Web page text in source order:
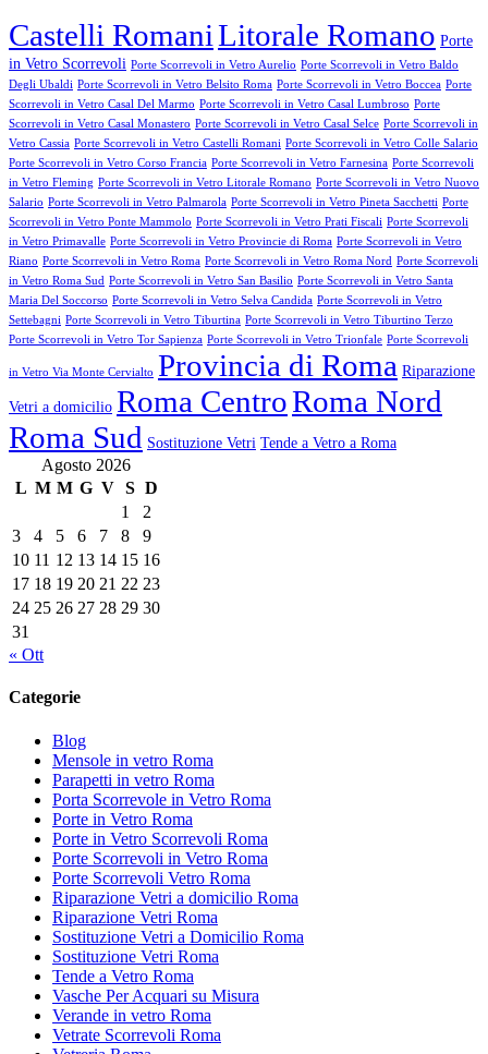
Castelli RomaniLitorale Romano Porte
in Vetro Scorrevoli Porte Scorrevoli in Vetro Aurelio Porte Scorrevoli in Vetro Baldo
Degli Ubaldi Porte Scorrevoli in Vetro Belsito Roma Porte Scorrevoli in Vetro Boccea Porte
Scorrevoli in Vetro Casal Del Marmo Porte Scorrevoli in Vetro Casal Lumbroso Porte
Scorrevoli in Vetro Casal Monastero Porte Scorrevoli in Vetro Casal Selce Porte Scorrevoli in
Vetro Cassia Porte Scorrevoli in Vetro Castelli Romani Porte Scorrevoli in Vetro Colle Salario
Porte Scorrevoli in Vetro Corso Francia Porte Scorrevoli in Vetro Farnesina Porte Scorrevoli
in Vetro Fleming Porte Scorrevoli in Vetro Litorale Romano Porte Scorrevoli in Vetro Nuovo
Salario Porte Scorrevoli in Vetro Palmarola Porte Scorrevoli in Vetro Pineta Sacchetti Porte
Scorrevoli in Vetro Ponte Mammolo Porte Scorrevoli in Vetro Prati Fiscali Porte Scorrevoli
in Vetro Primavalle Porte Scorrevoli in Vetro Provincie di Roma Porte Scorrevoli in Vetro
Riano Porte Scorrevoli in Vetro Roma Porte Scorrevoli in Vetro Roma Nord Porte Scorrevoli
in Vetro Roma Sud Porte Scorrevoli in Vetro San Basilio Porte Scorrevoli in Vetro Santa
Maria Del Soccorso Porte Scorrevoli in Vetro Selva Candida Porte Scorrevoli in Vetro
Settebagni Porte Scorrevoli in Vetro Tiburtina Porte Scorrevoli in Vetro Tiburtino Terzo
Porte Scorrevoli in Vetro Tor Sapienza Porte Scorrevoli in Vetro Trionfale Porte Scorrevoli
in Vetro Via Monte Cervialto Provincia di Roma Riparazione
Vetri a domicilio Roma CentroRoma Nord
Roma Sud Sostituzione Vetri Tende a Vetro a Roma
Agosto 2026
L M M G V S D
1
2
3
4 5 6 7 8
9
10 11 12 13 14 15 16
17 18 19 20 21 22 23
24 25 26 27 28 29 30
31
« Ott
Categorie
Blog
Mensole in vetro Roma
Parapetti in vetro Roma
Porta Scorrevole in Vetro Roma
Porte in Vetro Roma
Porte in Vetro Scorrevoli Roma
Porte Scorrevoli in Vetro Roma
Porte Scorrevoli Vetro Roma
Riparazione Vetri a domicilio Roma
Riparazione Vetri Roma
Sostituzione Vetri a Domicilio Roma
Sostituzione Vetri Roma
Tende a Vetro Roma
Vasche Per Acquari su Misura
Verande in vetro Roma
Vetrate Scorrevoli Roma